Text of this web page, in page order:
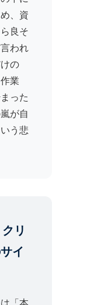
、資
良そ
われ
の
業
った
が自
う悲
リ
イ
「本